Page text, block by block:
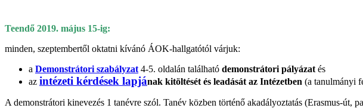
Teendő 2019. május 15-ig:
minden, szeptembertől oktatni kívánó ÁOK-hallgatótól várjuk:
a Demonstrátori szabályzat4-5. oldalán található demonstrátori pályázatés
az intézeti kérdések lapjának kitöltését és leadását az Intézetben (a tanulmányi
A demonstrátori kinevezés 1 tanévre szól. Tanév közben történő akadályoztatás (Erasmus-út,